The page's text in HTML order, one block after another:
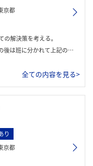
京都
解決策を考える。
作業をし資料を作り、皆の前で発表とフィードバックがあった。
全ての内容を見る>
り
京都